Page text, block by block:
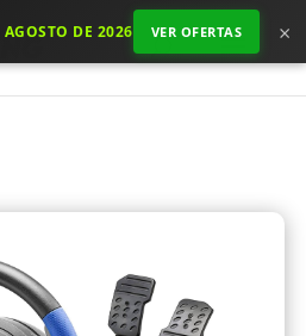
AGOSTO DE 2026 VER OFERTAS ×